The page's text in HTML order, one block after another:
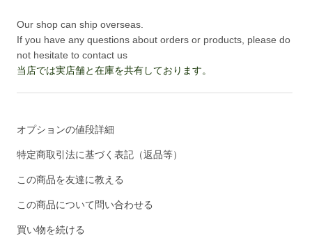
Our shop can ship overseas.
If you have any questions about orders or products, please do
not hesitate to contact us
当店では実店舗と在庫を共有しております。
オプションの値段詳細
特定商取引法に基づく表記（返品等）
この商品を友達に教える
この商品について問い合わせる
買い物を続ける